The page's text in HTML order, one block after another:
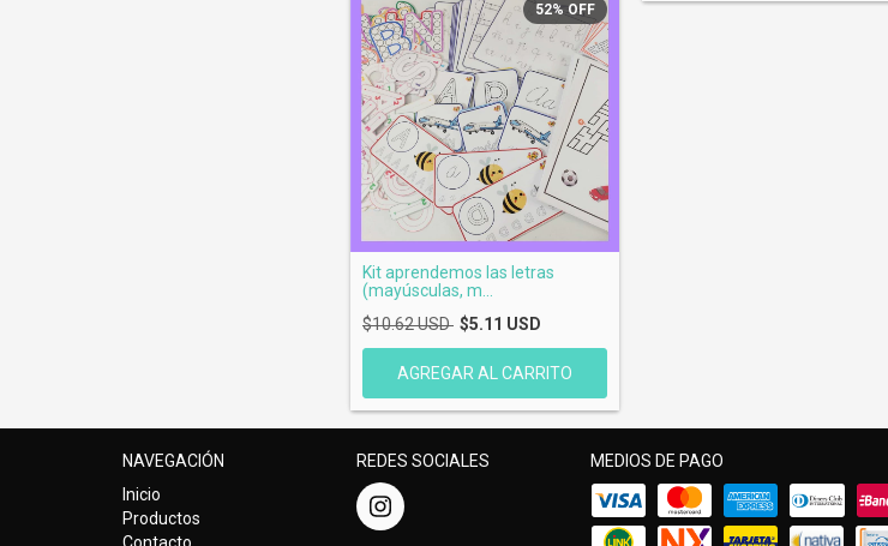
52% OFF
Kit aprendemos las letras
(mayúsculas, m...
$10.62 USD $5.11 USD
NAVEGACIÓN
Inicio
Productos
Contacto
REDES SOCIALES MEDIOS DE PAGO